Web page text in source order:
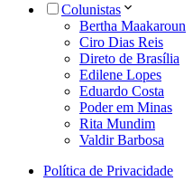
Colunistas
Bertha Maakaroun
Ciro Dias Reis
Direto de Brasília
Edilene Lopes
Eduardo Costa
Poder em Minas
Rita Mundim
Valdir Barbosa
Política de Privacidade